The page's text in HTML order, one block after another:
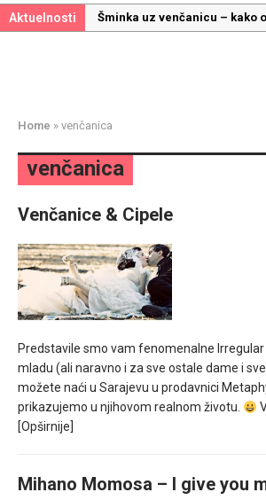
Aktuelnosti
Šminka uz venčanicu – kako
Kako mala iznenađenja mogu
mesec još lepšim
Poklon koji će vaša druga
Home » venčanica
venčanica
Venčanice & Cipele
Predstavile smo vam fenomenalne
mladu (ali naravno i za sve ostale dame i
možete naći u Sarajevu u prodavnici
prikazujemo u njihovom realnom životu.
[Opširnije]
Mihano Momosa – I give you